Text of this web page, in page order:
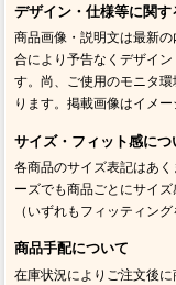
デザイン・仕様等に関す
商品画像・説明文は最新
合により予告なくデザイ
す。尚、ご使用のモニタ
ります。掲載画像はイメー
サイズ・フィット感につ
各商品のサイズ表記はあ
ーズでも商品ごとにサイ
（いずれもフィッティン
商品手配について
在庫状況によりご注文後